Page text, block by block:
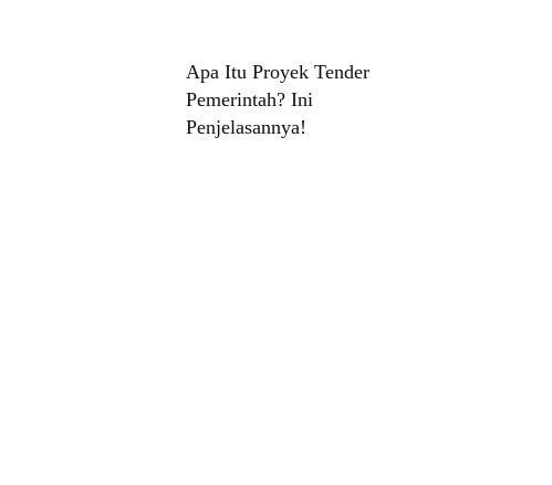
Apa Itu Proyek Tender
Pemerintah? Ini
Penjelasannya!